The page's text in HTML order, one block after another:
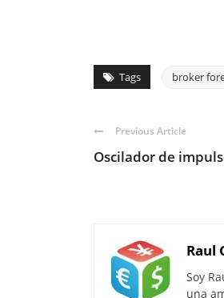
Tags broker
Previous Article
Oscilador de
Raul
Soy
una